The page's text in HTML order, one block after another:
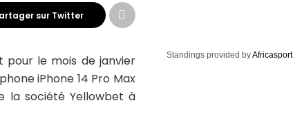
sur Twitter
pour le mois de janvier
iPhone 14 Pro Max
la société Yellowbet à
Standings provided byAfricasport